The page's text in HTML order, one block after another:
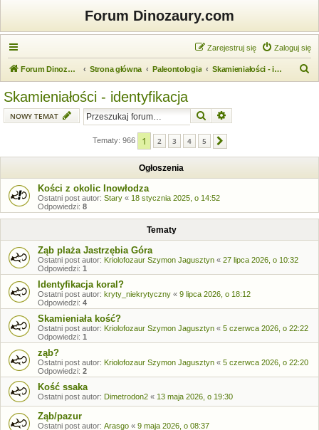
Forum Dinozaury.com
Zaloguj się
Zarejestruj się
Forum Dinozaury.com Strona główna Paleontologia Skamieniałości - identyfikacja
Skamieniałości - identyfikacja
NOWY TEMAT Szukaj
Tematy: 966 1 2 3 4 5
Ogłoszenia
Kości z okolic Inowłodza
Ostatni post autor: Stary « 18 stycznia 2025, o 14:52
Odpowiedzi: 8
Tematy
Ząb plaża Jastrzębia Góra
Ostatni post autor: Kriolofozaur Szymon Jagusztyn « 27 lipca 2026, o 10:32
Odpowiedzi: 1
Identyfikacja koral?
Ostatni post autor: kryty_niekrytyczny « 9 lipca 2026, o 18:12
Odpowiedzi: 4
Skamieniała kość?
Ostatni post autor: Kriolofozaur Szymon Jagusztyn « 5 czerwca 2026, o 22:22
Odpowiedzi: 1
ząb?
Ostatni post autor: Kriolofozaur Szymon Jagusztyn « 5 czerwca 2026, o 22:20
Odpowiedzi: 2
Kość ssaka
Ostatni post autor: Dimetrodon2 « 13 maja 2026, o 19:30
Ząb/pazur
Ostatni post autor: Arasgo « 9 maja 2026, o 08:37